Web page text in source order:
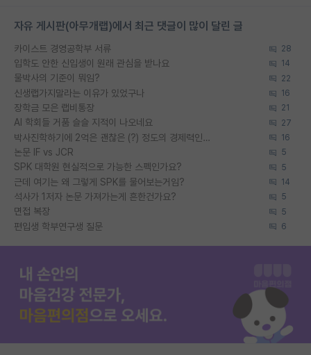
자유 게시판(아무개랩)에서 최근 댓글이 많이 달린 글
카이스트 경영공학부 서류 28
입학도 안한 신입생이 원래 관심을 받나요 14
물박사의 기준이 뭐임? 22
신생랩가지말라는 이유가 있었구나 16
장학금 모은 랩비통장 21
AI 학회들 거품 슬슬 지적이 나오네요 27
박사진학하기에 2억은 괜찮은 (?) 정도의 경제력인가요 16
논문 IF vs JCR 5
SPK 대학원 현실적으로 가능한 스펙인가요? 5
근데 여기는 왜 그렇게 SPK를 물어보는거임? 14
석사가 1저자 논문 가져가는게 흔한건가요? 5
면접 복장 5
편입생 학부연구생 질문 6